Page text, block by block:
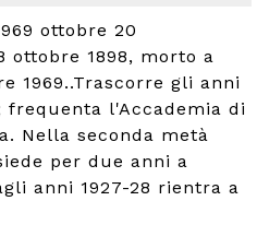
ottobre 20
ottobre 1898, morto a
1969..Trascorre gli anni
frequenta l'Accademia di
Nella seconda metà
per due anni a
anni 1927-28 rientra a